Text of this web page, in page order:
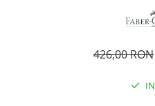
426,00 RON